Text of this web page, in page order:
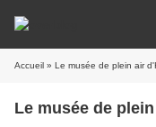
Accueil » Le musée de plein air
Le musée de